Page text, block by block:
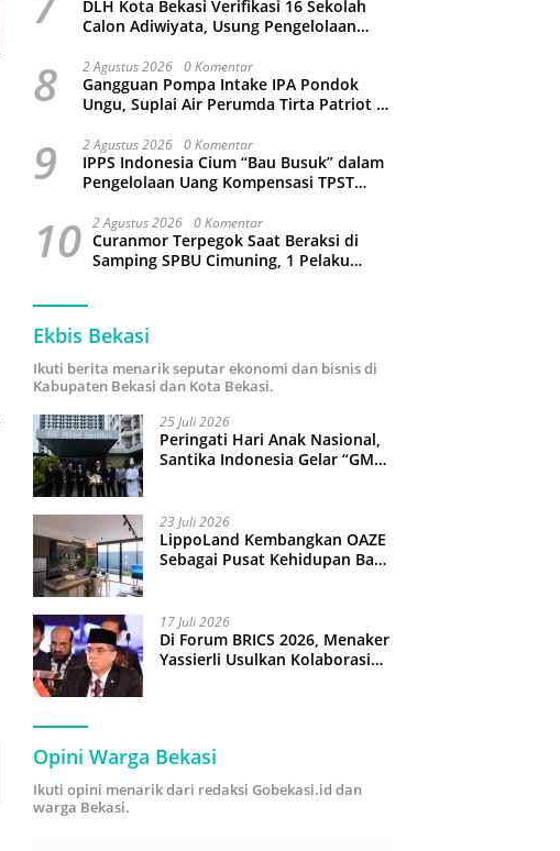
DLH Kota Bekasi Verifikasi 16 Sekolah
Calon Adiwiyata, Usung Pengelolaan
8 2 Agustus 2026 0 Komentar
Gangguan Pompa Intake IPA Pondok
Ungu, Suplai Air Perumda Tirta Patriot di
9 2 Agustus 2026 0 Komentar
IPPS Indonesia Cium “Bau Busuk” dalam
Pengelolaan Uang Kompensasi TPST
10 2 Agustus 2026 0 Komentar
Curanmor Terpegok Saat Beraksi di
Samping SPBU Cimuning, 1 Pelaku
Ekbis Bekasi
Ikuti berita menarik seputar ekonomi dan bisnis di
Kabupaten Bekasi dan Kota Bekasi.
25 Juli 2026
Peringati Hari Anak Nasional,
Santika Indonesia Gelar “GM
23 Juli 2026
LippoLand Kembangkan OAZE
Sebagai Pusat Kehidupan Baru
17 Juli 2026
Di Forum BRICS 2026, Menaker
Yassierli Usulkan Kolaborasi
Opini Warga Bekasi
Ikuti opini menarik dari redaksi Gobekasi.id dan
warga Bekasi.